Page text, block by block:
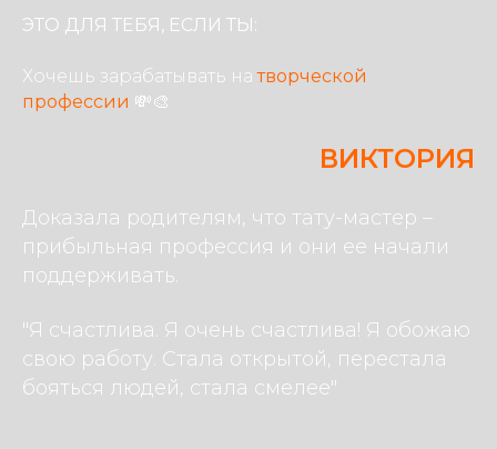
ЭТО ДЛЯ ТЕБЯ, ЕСЛИ ТЫ:
Хочешь зарабатывать натворческой
профессии 💸🎨
ВИКТОРИЯ
Доказала родителям, что тату-мастер –
прибыльная профессия и они ее начали
поддерживать.
"Я счастлива. Я очень счастлива! Я обожаю
свою работу. Стала открытой, перестала
бояться людей, стала смелее"